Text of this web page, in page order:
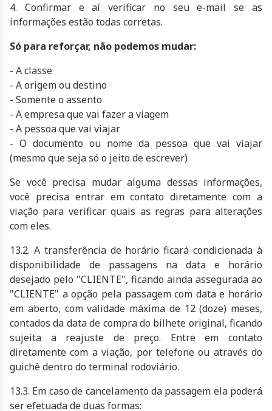
4. Confirmar e aí verificar no seu e-mail se as
informações estão todas corretas.
Só para reforçar, não podemos mudar:
- A classe
- A origem ou destino
- Somente o assento
- A empresa que vai fazer a viagem
- A pessoa que vai viajar
- O documento ou nome da pessoa que vai viajar
(mesmo que seja só o jeito de escrever)
Se você precisa mudar alguma dessas informações,
você precisa entrar em contato diretamente com a
viação para verificar quais as regras para alterações
com eles.
13.2. A transferência de horário ficará condicionada à
disponibilidade de passagens na data e horário
desejado pelo "CLIENTE", ficando ainda assegurada ao
"CLIENTE" a opção pela passagem com data e horário
em aberto, com validade máxima de 12 (doze) meses,
contados da data de compra do bilhete original, ficando
sujeita a reajuste de preço. Entre em contato
diretamente com a viação, por telefone ou através do
guichê dentro do terminal rodoviário.
13.3. Em caso de cancelamento da passagem ela poderá
ser efetuada de duas formas: